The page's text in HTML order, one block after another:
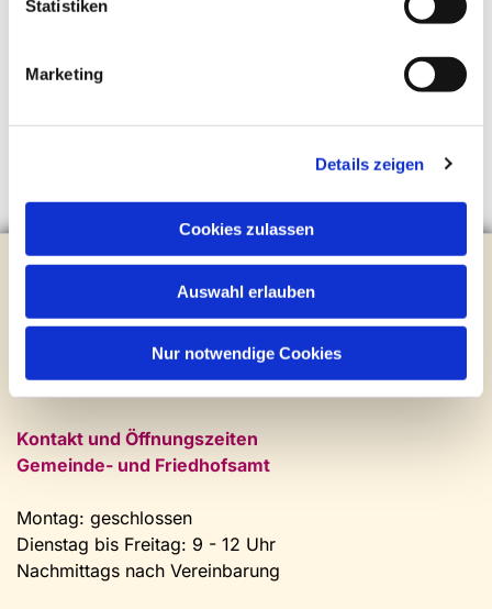
Statistiken
Marketing
Details zeigen
Cookies zulassen
Auswahl erlauben
Nur notwendige Cookies
Evangelische Kirchengemeinde Steinhagen
Brockhagener Straße 28 | 33803 Steinhagen
Tel.:0 52 04 / 36 28
gemeindeamt@kirche-steinhagen.de
Kontakt und Öffnungszeiten
Gemeinde- und Friedhofsamt
Montag: geschlossen
Dienstag bis Freitag: 9 - 12 Uhr
Nachmittags nach Vereinbarung